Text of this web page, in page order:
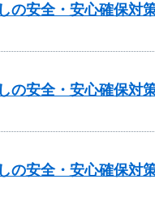
の安全・安心確保対
の安全・安心確保対
の安全・安心確保対